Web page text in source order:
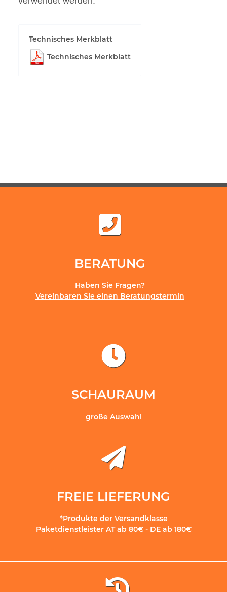
Technisches Merkblatt
Technisches Merkblatt
BERATUNG
Haben Sie Fragen?
Vereinbaren Sie einen Beratungstermin
SCHAURAUM
große Auswahl
FREIE LIEFERUNG
*Produkte der Versandklasse
Paketdienstleister AT ab 80€ - DE ab 180€